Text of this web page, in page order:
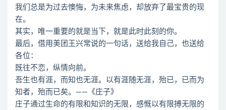
我们总是为过去懊悔，为未来焦虑，却放弃了最宝贵的现
在。
其实，唯一重要的就是当下，就是此时此刻的你。
最后，借用美团王兴常说的一句话，送给我自己，也送给
各位：
既往不恋，纵情向前。
吾生也有涯，而知也无涯。以有涯随无涯，殆已，已而为
知者，殆而已矣。——《庄子》
庄子通过生命的有限和知识的无限，感慨以有限搏无限的